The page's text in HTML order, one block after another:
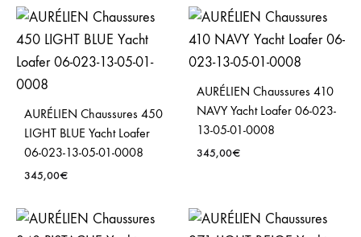
AURÉLIEN Chaussures 450
LIGHT BLUE Yacht Loafer
06-023-13-05-01-0008
345,00€
AURÉLIEN Chaussures 410
NAVY Yacht Loafer 06-023-
13-05-01-0008
345,00€